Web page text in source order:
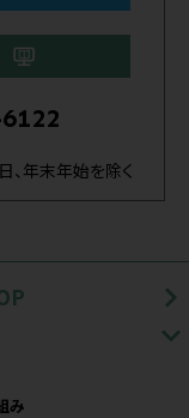
年末年始を除く
み